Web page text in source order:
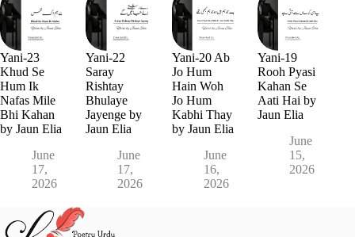
Yani-23
Khud Se
Hum Ik
Nafas Mile
Bhi Kahan
by Jaun Elia
June
17,
2026
Yani-22
Saray
Rishtay
Bhulaye
Jayenge by
Jaun Elia
June
17,
2026
Yani-20 Ab
Jo Hum
Hain Woh
Jo Hum
Kabhi Thay
by Jaun Elia
June
16,
2026
Yani-19
Rooh Pyasi
Kahan Se
Aati Hai by
Jaun Elia
June
15,
2026